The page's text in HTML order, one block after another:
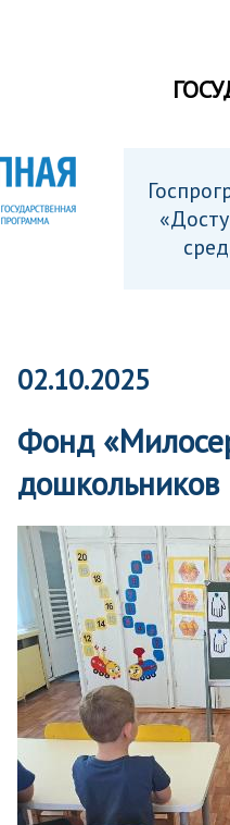
02.10.2025
Фонд
дошкольников